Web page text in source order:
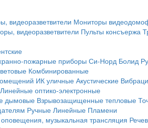
видеоразветвители Мониторы
видеоразветвители Пульты консъержа
пожарные приборы Си-Норд Болид
Комбинированные
ИК уличные Акустические
Линейные оптико-электронные
дымовые Взрывозащищенные тепловые
Ручные Линейные Пламени
музыкальная трансляция